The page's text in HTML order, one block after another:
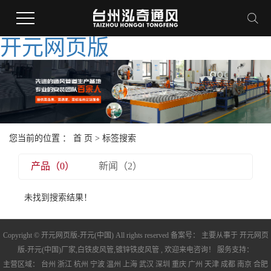
开元网页版
您当前的位置 ： 首 页 > 标签搜索
产品（0） 新闻（2）
未找到搜索结果！
Copyright © 开元网页版-开元(中国) All rights reserved 备案号： 主要从事于 开元网页
版-开元(中国)厂家, 白铁皮风管,镀锌铁皮风管 , 欢迎来电咨询！ 服务支持：
主营区域： 台州 浙江 杭州 宁波 温州 上海 武汉 深圳 重庆 广州 天津 成都 南京 合肥